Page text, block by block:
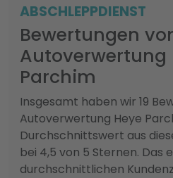
ABSCHLEPPDIENST
Bewertungen
Autoverwertung
Parchim
Insgesamt haben wir 19
Autoverwertung Heye
Durchschnittswert aus
bei 4,5 von 5 Sternen. Das
durchschnittlichen